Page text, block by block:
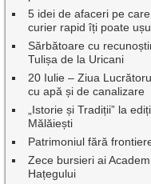
5 idei de afaceri pe
curier rapid îți poate
Sărbătoare cu
Tulișa de la Uricani
20 Iulie – Ziua
cu apă și de canalizare
„Istorie și Tradiții” la
Mălăiești
Patrimoniul fără
Zece bursieri ai
Hațegului